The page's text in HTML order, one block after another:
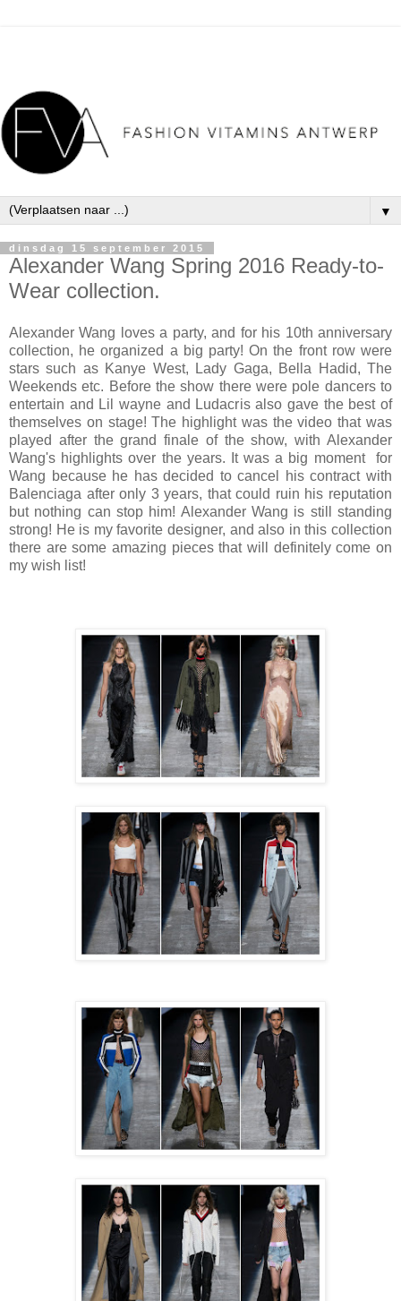
▼
dinsdag 15 september 2015
Alexander Wang Spring 2016 Ready-to-
Wear collection.
Alexander Wang loves a party, and for his 10th anniversary
collection, he organized a big party! On the front row were
stars such as Kanye West, Lady Gaga, Bella Hadid, The
Weekends etc. Before the show there were pole dancers to
entertain and Lil wayne and Ludacris also gave the best of
themselves on stage! The highlight was the video that was
played after the grand finale of the show, with Alexander
Wang's highlights over the years. It was a big moment for
Wang because he has decided to cancel his contract with
Balenciaga after only 3 years, that could ruin his reputation
but nothing can stop him! Alexander Wang is still standing
strong! He is my favorite designer, and also in this collection
there are some amazing pieces that will definitely come on
my wish list!